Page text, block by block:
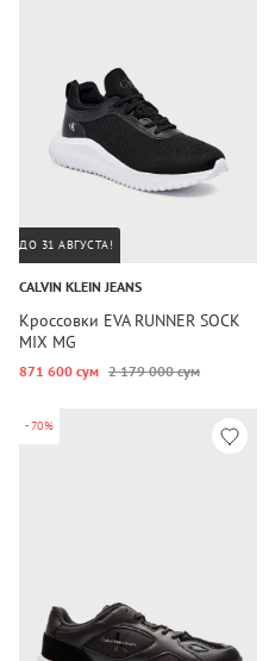
ДО 31 АВГУСТА!
CALVIN KLEIN JEANS
Кроссовки EVA RUNNER SOCK
MIX MG
871 600 сум 2 179 000 сум
-70%